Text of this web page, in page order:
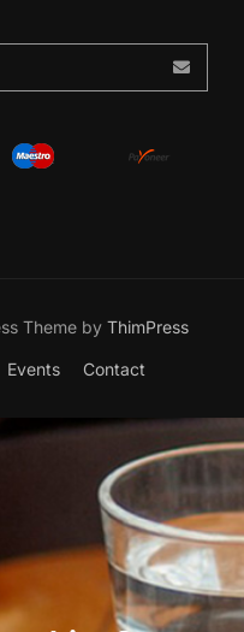
Theme by ThimPress
Events Contact